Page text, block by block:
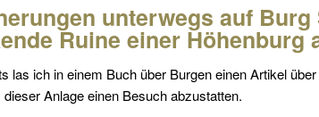
unterwegs auf Burg
Ruine einer Höhenburg
las ich in einem Buch über Burgen einen Artikel
Anlage einen Besuch abzustatten.